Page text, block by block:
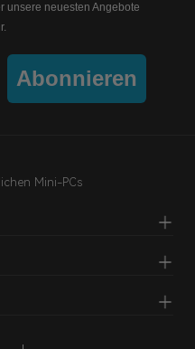
unsere neuesten Angebote
Abonnieren
Mini-PCs